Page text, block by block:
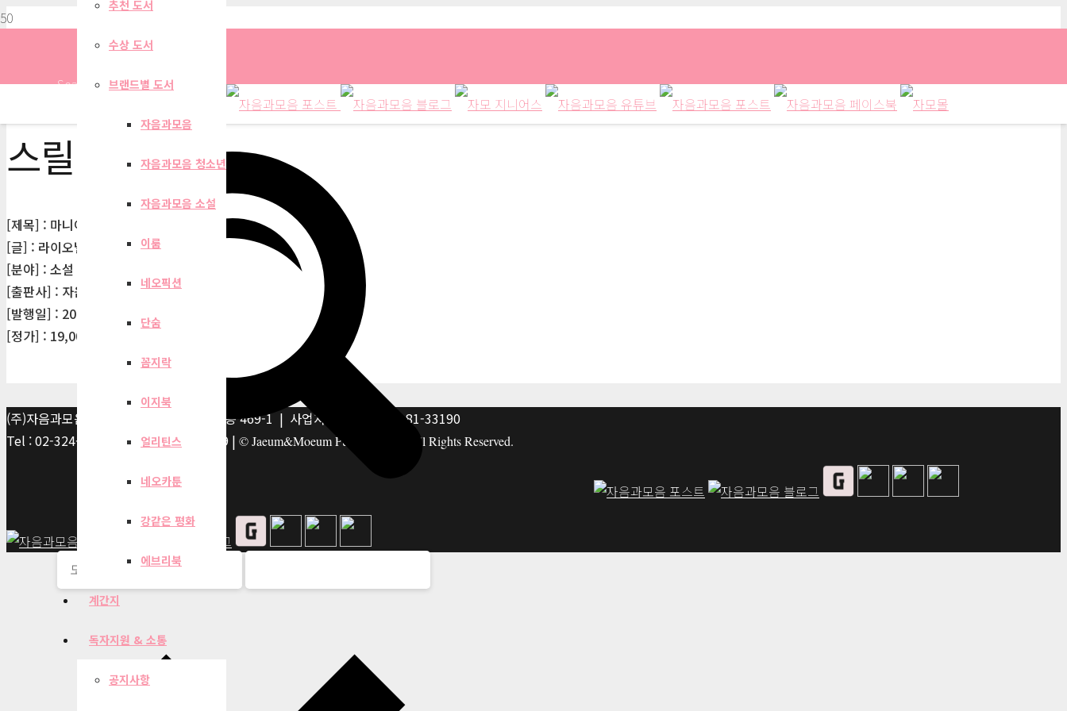
Search
추천 도서
수상 도서
브랜드별 도서
자음과모음
자음과모음 청소년
자음과모음 소설
이룸
네오픽션
단숨
꼼지락
이지북
얼리틴스
네오카툰
강같은 평화
에브리북
계간지
독자지원 & 소통
공지사항
스릴러
[제목] : 마니아, 평등에 미친 시대
[글] : 라이오넬 슈라이버
[분야] : 소설 > 미국소설 > 스릴러
[출판사] : 자음과모음
[발행일] : 2025-12-30
[정가] : 19,000원
(주)자음과모음 | 10881 경기 파주시 서패동 469-1 | 사업자등록번호: 117-81-33190
Tel : 02-324-2347 | Fax : 02-6959-8459 | © Jaeum&Moeum Publishing co. All Rights Reserved.